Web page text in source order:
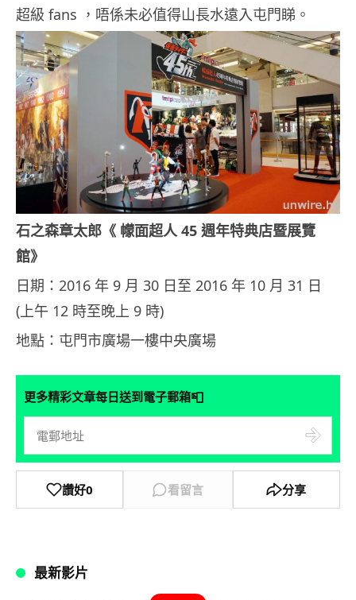
超級 fans ，唔係未必值得山長水遠入屯門睇。
石之森章太郎《 幪面超人 45 週年特典店暨展覽
館》
日期：2016 年 9 月 30 日至 2016 年 10 月 31 日
(上午 12 時至晚上 9 時)
地點：屯門市廣場一樓中央廣場
更多精彩文章每日送到電子郵箱📮
讚好0 看留言 分享
最新影片